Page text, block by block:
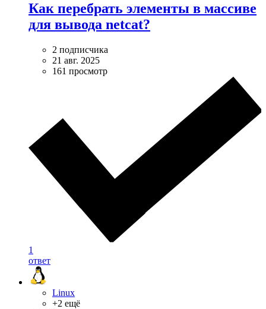
Как перебрать элементы в массиве
для вывода netcat?
2 подписчика
21 авг. 2025
161 просмотр
1
ответ
Linux
+2 ещё